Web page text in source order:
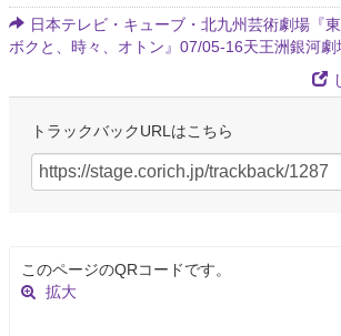
日本テレビ・キューブ・北九州芸術劇場『
ボクと、時々、オトン』07/05-16天王洲銀河劇
トラックバックURLはこちら
このページのQRコードです。
拡大